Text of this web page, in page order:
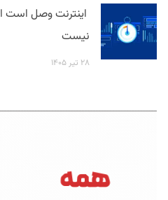
اینترنت وصل است
نیست
۲۸ تیر ۱۴۰۵